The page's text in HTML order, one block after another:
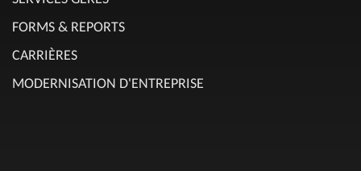
FORMS & REPORTS
CARRIÈRES
MODERNISATION D'ENTREPRISE